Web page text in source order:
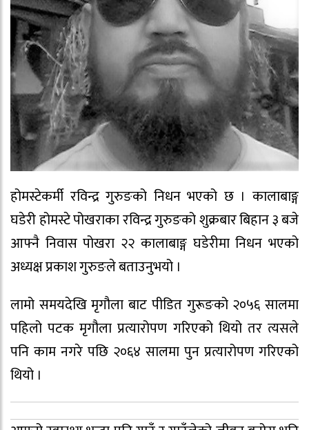
होमस्टेकर्मी रविन्द्र गुरुङको निधन भएको छ । कालाबाङ्ग
घडेरी होमस्टे पोखराका रविन्द्र गुरुङको शुक्रबार बिहान ३ बजे
आफ्नै निवास पोखरा २२ कालाबाङ्ग घडेरीमा निधन भएको
अध्यक्ष प्रकाश गुरुङले बताउनुभयो ।
लामो समयदेखि मृगौला बाट पीडित गुरूङको २०५६ सालमा
पहिलो पटक मृगौला प्रत्यारोपण गरिएको थियो तर त्यसले
पनि काम नगरे पछि २०६४ सालमा पुन प्रत्यारोपण गरिएको
थियो ।